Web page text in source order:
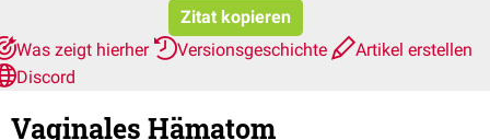
Zitat kopieren
Was zeigt hierher
Versionsgeschichte
Artikel erstellen
Discord
Vaginales Hämatom